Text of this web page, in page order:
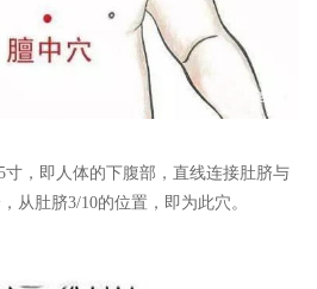
，即人体的下腹部，直线连接肚脐与
从肚脐3/10的位置，即为此穴。